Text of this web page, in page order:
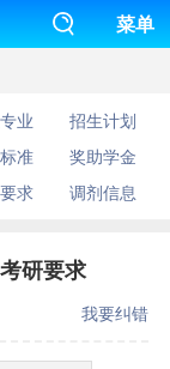
菜单
业
招生计划
准
奖助学金
求 调剂信息
研要求
我要纠错